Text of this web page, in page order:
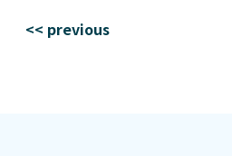
<< previous